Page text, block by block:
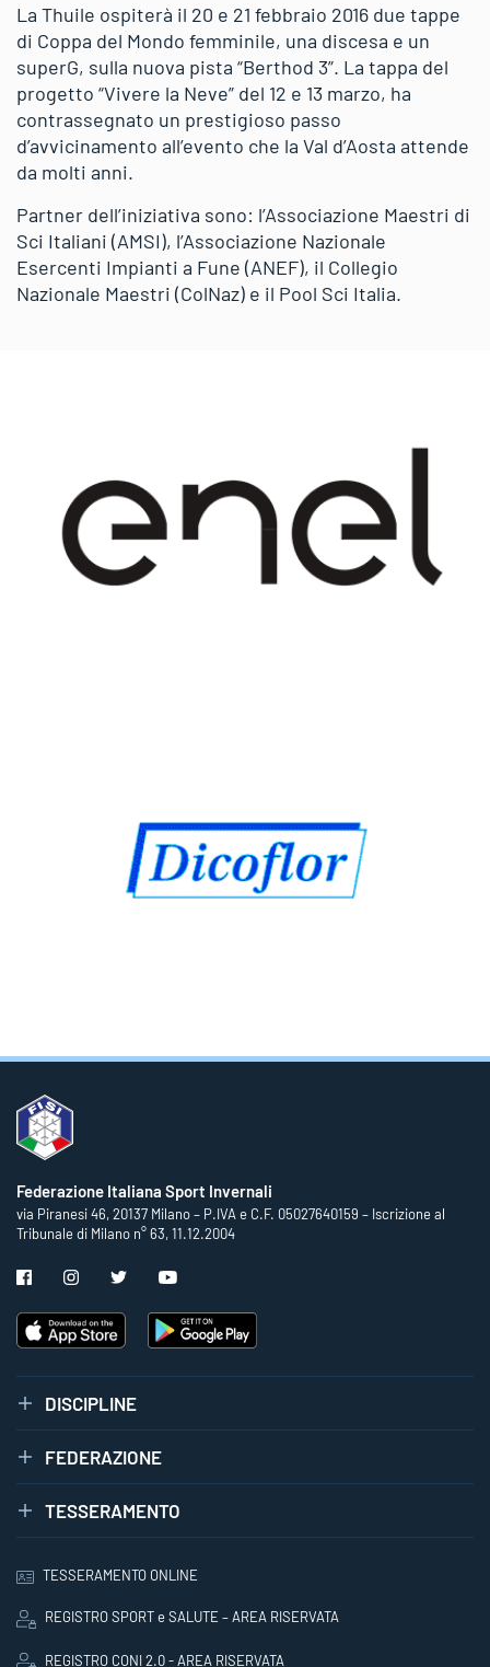
La Thuile ospiterà il 20 e 21 febbraio 2016 due tappe
di Coppa del Mondo femminile, una discesa e un
superG, sulla nuova pista “Berthod 3”. La tappa del
progetto “Vivere la Neve” del 12 e 13 marzo, ha
contrassegnato un prestigioso passo
d’avvicinamento all’evento che la Val d’Aosta attende
da molti anni.
Partner dell’iniziativa sono: l’Associazione Maestri di
Sci Italiani (AMSI), l’Associazione Nazionale
Esercenti Impianti a Fune (ANEF), il Collegio
Nazionale Maestri (ColNaz) e il Pool Sci Italia.
Federazione Italiana Sport Invernali
via Piranesi 46, 20137 Milano – P.IVA e C.F. 05027640159 – Iscrizione al
Tribunale di Milano n° 63, 11.12.2004
DISCIPLINE
FEDERAZIONE
TESSERAMENTO
TESSERAMENTO ONLINE
REGISTRO SPORT e SALUTE – AREA RISERVATA
REGISTRO CONI 2.0 - AREA RISERVATA